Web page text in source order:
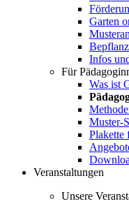
Garten
Infos
Für
Was ist
Muster-
Plakette
Veranstaltungen
Unsere